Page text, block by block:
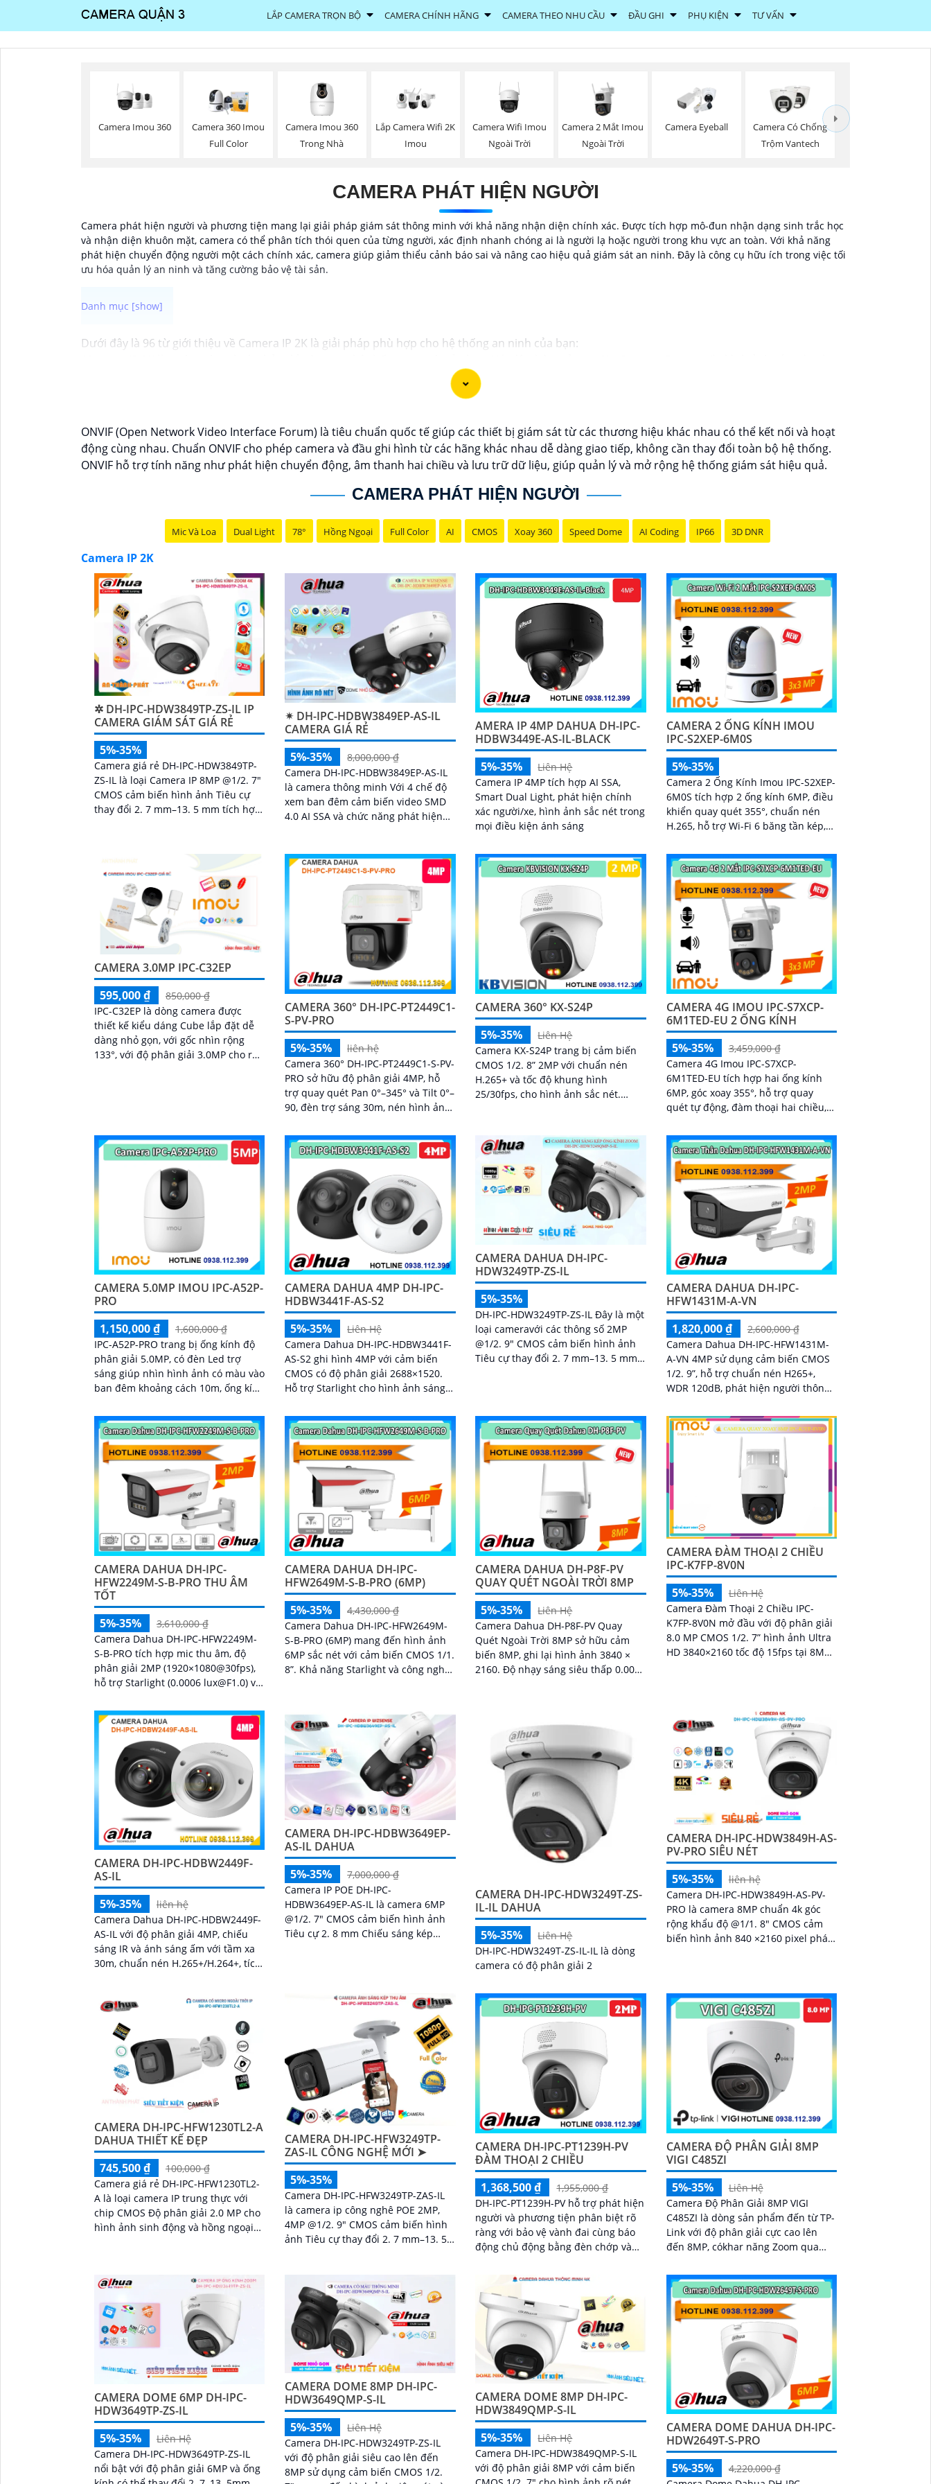
LẮP CAMERA TRỌN BỘ CAMERA CHÍNH HÃNG CAMERA THEO NHU CẦU ĐẦU GHI PHỤ KIỆN TƯ VẤN
Camera Imou 360
Camera 360 Imou
Full Color
Camera Imou 360
Trong Nhà
Lắp Camera Wifi 2K
Imou
Camera Wifi Imou
Ngoài Trời
Camera 2 Mắt Imou
Ngoài Trời
Camera Eyeball
Camera Có Chống
Trộm Vantech
CAMERA PHÁT HIỆN NGƯỜI
Camera phát hiện người và phương tiện mang lại giải pháp giám sát thông minh với khả năng nhận diện chính xác. Được tích hợp mô-đun nhận dạng sinh trắc học
và nhận diện khuôn mặt, camera có thể phân tích thói quen của từng người, xác định nhanh chóng ai là người lạ hoặc người trong khu vực an toàn. Với khả năng
phát hiện chuyển động người một cách chính xác, camera giúp giảm thiểu cảnh báo sai và nâng cao hiệu quả giám sát an ninh. Đây là công cụ hữu ích trong việc tối
ưu hóa quản lý an ninh và tăng cường bảo vệ tài sản.
Dưới đây là 96 từ giới thiệu về Camera IP 2K là giải pháp phù hợp cho hệ thống an ninh của bạn:
tiết. Tích hợp công nghệ hiện đại, thiết bị tự động ghi hình khi phát hiện chuyển động, nâng cao an toàn không bỏ lỡ bất kỳ sự kiện nào. 📃
khả năng kết nối mạng linh hoạt giúp bạn dễ dàng giám sát từ xa qua điện thoại di động. Camera IP 2K là giải pháp hiệu quả để bảo vệ ngôi nhà
ONVIF (Open Network Video Interface Forum) là tiêu chuẩn quốc tế giúp các thiết bị giám sát từ các thương hiệu khác nhau có thể kết nối và hoạt
động cùng nhau. Chuẩn ONVIF cho phép camera và đầu ghi hình từ các hãng khác nhau dễ dàng giao tiếp, không cần thay đổi toàn bộ hệ thống.
ONVIF hỗ trợ tính năng như phát hiện chuyển động, âm thanh hai chiều và lưu trữ dữ liệu, giúp quản lý và mở rộng hệ thống giám sát hiệu quả.
CAMERA PHÁT HIỆN NGƯỜI
Mic Và Loa Dual Light 78° Hồng Ngoại Full Color AI CMOS Xoay 360 Speed Dome AI Coding IP66 3D DNR
Camera IP 2K
✲ DH-IPC-HDW3849TP-ZS-IL IP
CAMERA GIÁM SÁT GIÁ RẺ
5%-35%
Camera giá rẻ DH-IPC-HDW3849TP-
ZS-IL là loại Camera IP 8MP @1/2. 7"
CMOS cảm biến hình ảnh Tiêu cự
thay đổi 2. 7 mm–13. 5 mm tích hợp
✴ DH-IPC-HDBW3849EP-AS-IL
CAMERA GIÁ RẺ
5%-35%
8,000,000 ₫
Camera DH-IPC-HDBW3849EP-AS-IL
là camera thông minh Với 4 chế độ
xem ban đêm cảm biến video SMD
4.0 AI SSA và chức năng phát hiện
hay doanh nghiệp của bạn
AMERA IP 4MP DAHUA DH-IPC-
HDBW3449E-AS-IL-BLACK
5%-35%
Liên Hệ
Camera IP 4MP tích hợp AI SSA,
Smart Dual Light, phát hiện chính
xác người/xe, hình ảnh sắc nét trong
mọi điều kiện ánh sáng
CAMERA 2 ỐNG KÍNH IMOU
IPC-S2XEP-6M0S
5%-35%
Camera 2 Ống Kính Imou IPC-S2XEP-
6M0S tích hợp 2 ống kính 6MP, điều
khiển quay quét 355°, chuẩn nén
H.265, hỗ trợ Wi-Fi 6 băng tần kép,
hiện người, thú cưng, âm thanh bất
thường và cảnh báo bằng còi và đèn
tùy chỉnh, lưu trữ đến 512GB
CAMERA 3.0MP IPC-C32EP
595,000 ₫
850,000 ₫
IPC-C32EP là dòng camera được
thiết kế kiểu dáng Cube lắp đặt dễ
dàng nhỏ gọn, với gốc nhìn rộng
133°, với độ phân giải 3.0MP cho ra
CAMERA 360° DH-IPC-PT2449C1-
S-PV-PRO
5%-35%
liên hệ
Camera 360° DH-IPC-PT2449C1-S-PV-
PRO sở hữu độ phân giải 4MP, hỗ
trợ quay quét Pan 0°–345° và Tilt 0°–
90, đèn trợ sáng 30m, nén hình ảnh
xử lý WDR 120dB, BLC, HLC, 3D-NR
CAMERA 360° KX-S24P
5%-35%
Liên Hệ
Camera KX-S24P trang bị cảm biến
CMOS 1/2. 8” 2MP với chuẩn nén
H.265+ và tốc độ khung hình
25/30fps, cho hình ảnh sắc nét.
CAMERA 4G IMOU IPC-S7XCP-
6M1TED-EU 2 ỐNG KÍNH
5%-35%
3,459,000 ₫
Camera 4G Imou IPC-S7XCP-
6M1TED-EU tích hợp hai ống kính
6MP, góc xoay 355°, hỗ trợ quay
quét tự động, đàm thoại hai chiều,
hiện thông minh IMOU SENSE, báo
động còi 110dB
CAMERA 5.0MP IMOU IPC-A52P-
PRO
1,150,000 ₫
1,600,000 ₫
IPC-A52P-PRO trang bị ống kính độ
phân giải 5.0MP, có đèn Led trợ
sáng giúp nhìn hình ảnh có màu vào
ban đêm khoảng cách 10m, ống kính
công...
CAMERA DAHUA 4MP DH-IPC-
HDBW3441F-AS-S2
5%-35%
Liên Hệ
Camera Dahua DH-IPC-HDBW3441F-
AS-S2 ghi hình 4MP với cảm biến
CMOS có độ phân giải 2688×1520.
Hỗ trợ Starlight cho hình ảnh sáng
định 3
CAMERA DAHUA DH-IPC-
HDW3249TP-ZS-IL
5%-35%
DH-IPC-HDW3249TP-ZS-IL Đây là một
loại cameravới các thông số 2MP
@1/2. 9" CMOS cảm biến hình ảnh
Tiêu cự thay đổi 2. 7 mm–13. 5 mm
CAMERA DAHUA DH-IPC-
HFW1431M-A-VN
1,820,000 ₫
2,600,000 ₫
Camera Dahua DH-IPC-HFW1431M-
A-VN 4MP sử dụng cảm biến CMOS
1/2. 9”, hỗ trợ chuẩn nén H265+,
WDR 120dB, phát hiện người thông
80m, chống nước...
CAMERA DAHUA DH-IPC-
HFW2249M-S-B-PRO THU ÂM
TỐT
5%-35%
3,610,000 ₫
Camera Dahua DH-IPC-HFW2249M-
S-B-PRO tích hợp mic thu âm, độ
phân giải 2MP (1920×1080@30fps),
hỗ trợ Starlight (0.0006 lux@F1.0) và
đêm
CAMERA DAHUA DH-IPC-
HFW2649M-S-B-PRO (6MP)
5%-35%
4,430,000 ₫
Camera Dahua DH-IPC-HFW2649M-
S-B-PRO (6MP) mang đến hình ảnh
6MP sắc nét với cảm biến CMOS 1/1.
8”. Khả năng Starlight và công nghệ
CAMERA DAHUA DH-P8F-PV
QUAY QUÉT NGOÀI TRỜI 8MP
5%-35%
Liên Hệ
Camera Dahua DH-P8F-PV Quay
Quét Ngoài Trời 8MP sở hữu cảm
biến 8MP, ghi lại hình ảnh 3840 ×
2160. Độ nhạy sáng siêu thấp 0.0005
CAMERA ĐÀM THOẠI 2 CHIỀU
IPC-K7FP-8V0N
5%-35%
Liên Hệ
Camera Đàm Thoại 2 Chiều IPC-
K7FP-8V0N mở đầu với độ phân giải
8.0 MP CMOS 1/2. 7” hình ảnh Ultra
HD 3840×2160 tốc độ 15fps tại 8MP
CAMERA DH-IPC-HDBW2449F-
AS-IL
5%-35%
liên hệ
Camera Dahua DH-IPC-HDBW2449F-
AS-IL với độ phân giải 4MP, chiếu
sáng IR và ánh sáng ấm với tầm xa
30m, chuẩn nén H.265+/H.264+, tích
CAMERA DH-IPC-HDBW3649EP-
AS-IL DAHUA
5%-35%
7,000,000 ₫
Camera IP POE DH-IPC-
HDBW3649EP-AS-IL là camera 6MP
@1/2. 7" CMOS cảm biến hình ảnh
Tiêu cự 2. 8 mm Chiếu sáng kép
CAMERA DH-IPC-HDW3249T-ZS-
IL-IL DAHUA
5%-35%
Liên Hệ
DH-IPC-HDW3249T-ZS-IL-IL là dòng
camera có độ phân giải 2
CAMERA DH-IPC-HDW3849H-AS-
PV-PRO SIÊU NÉT
5%-35%
liên hệ
Camera DH-IPC-HDW3849H-AS-PV-
PRO là camera 8MP chuẩn 4k góc
rộng khẩu độ @1/1. 8" CMOS cảm
biến hình ảnh 840 ×2160 pixel phát
CAMERA DH-IPC-HFW1230TL2-A
DAHUA THIẾT KẾ ĐẸP
745,500 ₫
100,000 ₫
Camera giá rẻ DH-IPC-HFW1230TL2-
A là loại camera IP trung thực với
chip CMOS Độ phân giải 2.0 MP cho
hình ảnh sinh động và hồng ngoại
CAMERA DH-IPC-HFW3249TP-
ZAS-IL CÔNG NGHỆ MỚI ➤
5%-35%
Camera DH-IPC-HFW3249TP-ZAS-IL
là camera ip công nghê POE 2MP,
4MP @1/2. 9" CMOS cảm biến hình
ảnh Tiêu cự thay đổi 2. 7 mm–13. 5
CAMERA DH-IPC-PT1239H-PV
ĐÀM THOẠI 2 CHIỀU
1,368,500 ₫
1,955,000 ₫
DH-IPC-PT1239H-PV hỗ trợ phát hiện
người và phương tiện phân biệt rõ
ràng với bảo vệ vành đai cùng báo
động chủ động bằng đèn chớp và
sác nét kêt hợp cùng loa và mic thu
âm thanh và dàm thoại chát lượng
cao
CAMERA ĐỘ PHÂN GIẢI 8MP
VIGI C485ZI
5%-35%
Liên Hệ
Camera Độ Phân Giải 8MP VIGI
C485ZI là dòng sản phẩm đến từ TP-
Link với độ phân giải cực cao lên
đến 8MP, cókhar năng Zoom qua
hợp micro giúp gi hình có âm thanh
tăng tính chân thực khi giám sát
CAMERA DOME 6MP DH-IPC-
HDW3649TP-ZS-IL
5%-35%
Liên Hệ
Camera DH-IPC-HDW3649TP-ZS-IL
nổi bật với độ phân giải 6MP và ống
CAMERA DOME 8MP DH-IPC-
HDW3649QMP-S-IL
5%-35%
Liên Hệ
Camera DH-IPC-HDW3249TP-ZS-IL
với độ phân giải siêu cao lên đến
8MP sử dụng cảm biến CMOS 1/2.
CAMERA DOME 8MP DH-IPC-
HDW3849QMP-S-IL
5%-35%
Liên Hệ
Camera DH-IPC-HDW3849QMP-S-IL
với độ phân giải 8MP với cảm biến
CAMERA DOME DAHUA DH-IPC-
HDW2649T-S-PRO
5%-35%
4,220,000 ₫